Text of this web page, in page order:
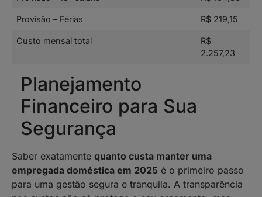
Provisão – Férias R$ 219,15
Custo mensal total
R$
2.257,23
Planejamento
Financeiro para Sua
Segurança
Saber exatamente quanto custa manter uma
empregada doméstica em 2025 é o primeiro passo
para uma gestão segura e tranquila. A transparência